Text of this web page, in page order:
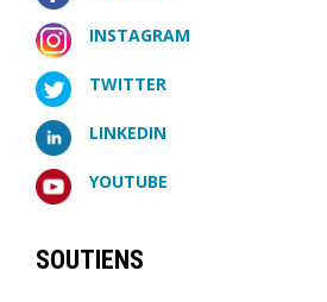
INSTAGRAM
TWITTER
LINKEDIN
YOUTUBE
SOUTIENS